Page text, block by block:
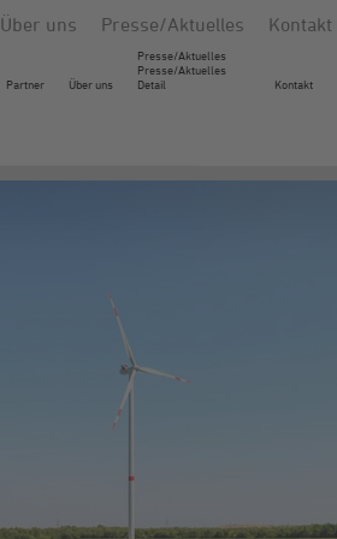
Partner Über uns
Presse/Aktuelles
Presse/Aktuelles
Detail
Kontakt
Über uns Presse/Aktuelles Kontakt